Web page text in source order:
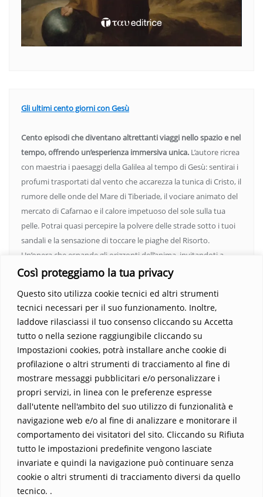
Così proteggiamo la tua privacy
Questo sito utilizza cookie tecnici ed altri strumenti
tecnici necessari per il suo funzionamento. Inoltre,
laddove rilasciassi il tuo consenso cliccando su Accetta
tutto o nella sezione raggiungibile cliccando su
Impostazioni cookies, potrà installare anche cookie di
profilazione o altri strumenti di tracciamento al fine di
mostrare messaggi pubblicitari e/o personalizzare i
propri servizi, in linea con le preferenze espresse
dall'utente nell'ambito del suo utilizzo di funzionalità e
navigazione web e/o al fine di analizzare e monitorare il
comportamento dei visitatori del sito. Cliccando su Rifiuta
tutto le impostazioni predefinite vengono lasciate
invariate e quindi la navigazione può continuare senza
cookie o altri strumenti di tracciamento diversi da quello
tecnico. .
Gli ultimi cento giorni con Gesù
Cento episodi che diventano altrettanti viaggi nello spazio e nel
tempo, offrendo un’esperienza immersiva unica. L’autore ricrea
con maestria i paesaggi della Galilea al tempo di Gesù: sentirai i
profumi trasportati dal vento che accarezza la tunica di Cristo, il
rumore delle onde del Mare di Tiberiade, il vociare animato del
mercato di Cafarnao e il calore impetuoso del sole sulla tua
pelle. Potrai quasi percepire la polvere delle strade sotto i tuoi
sandali e la sensazione di toccare le piaghe del Risorto.
Un’opera che espande gli orizzonti dell’anima, invitandoti a
vedere oltre i confini del conosciuto. Scopri un mondo in cui
indimenticabile.Non perdere l’occasione di immergerti in
questo viaggio straordinario. Acquista il libro e lascia che la
Home Contatti
Sostieni La Buona Parola – dona 5 €, 10 €, 25 €… il tuo contributo